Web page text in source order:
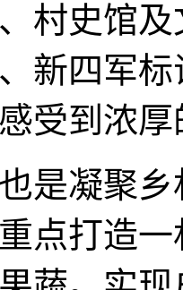
村史馆
新四军
受到浓
凝聚乡
点打造